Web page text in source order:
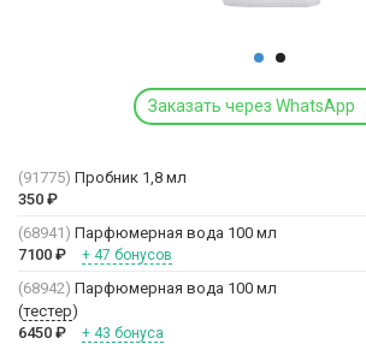
Заказать через WhatsApp
(91775) Пробник 1,8 мл
350 ₽
(68941) Парфюмерная вода 100 мл
7100 ₽ + 47 бонусов
(68942) Парфюмерная вода 100 мл
(тестер)
6450 ₽ + 43 бонуса